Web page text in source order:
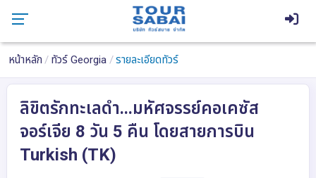
หน้าหลัก ทัวร์ Georgia รายละเอียดทัวร์
ลิขิตรักทะเลดำ...มหัศจรรย์คอเคซัส
จอร์เจีย 8 วัน 5 คืน โดยสายการบิน
Turkish (TK)